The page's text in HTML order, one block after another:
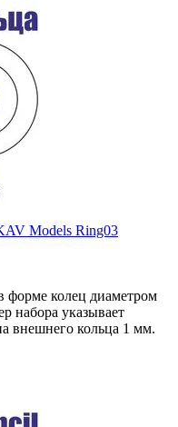
Models Ring03
форме колец диаметром
набора указывает
внешнего кольца 1 мм.